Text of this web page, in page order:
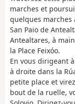
marches et
quelques marches
San Paio de
Antealtares, à
la Place Feixóo.
En vous dirigeant
à droite dans la
petite place et
bout de la ruelle,